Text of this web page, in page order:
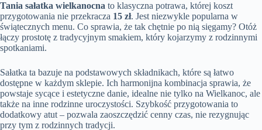
Tania sałatka wielkanocna to klasyczna potrawa, której koszt
przygotowania nie przekracza 15 zł. Jest niezwykle popularna w
świątecznych menu. Co sprawia, że tak chętnie po nią sięgamy? Otóż
łączy prostotę z tradycyjnym smakiem, który kojarzymy z rodzinnymi
spotkaniami.
Sałatka ta bazuje na podstawowych składnikach, które są łatwo
dostępne w każdym sklepie. Ich harmonijna kombinacja sprawia, że
powstaje sycące i estetyczne danie, idealne nie tylko na Wielkanoc, ale
także na inne rodzinne uroczystości. Szybkość przygotowania to
dodatkowy atut – pozwala zaoszczędzić cenny czas, nie rezygnując
przy tym z rodzinnych tradycji.